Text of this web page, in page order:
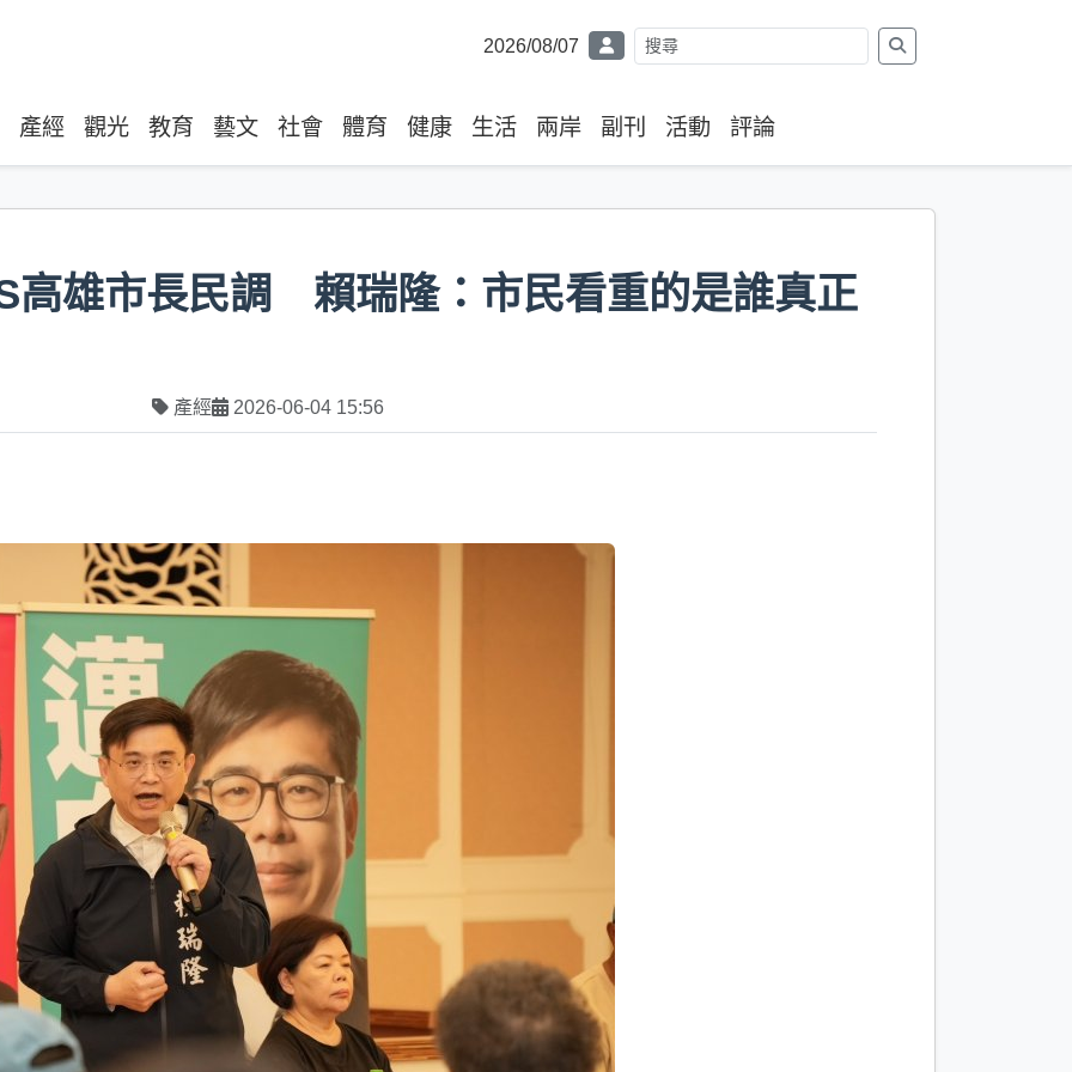
2026/08/07
產經 觀光 教育 藝文 社會 體育 健康 生活 兩岸 副刊 活動 評論
高雄市長民調 賴瑞隆：市民看重的是誰真正
產經 2026-06-04 15:56